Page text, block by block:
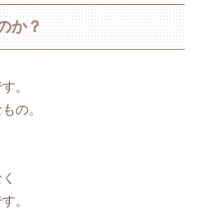
か？
。
の。
。